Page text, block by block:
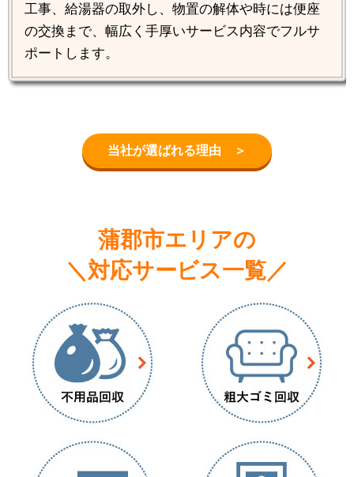
工事、給湯器の取外し、物置の解体や時には便座
の交換まで、幅広く手厚いサービス内容でフルサ
ポートします。
当社が選ばれる理由 ＞
蒲郡市エリアの
＼対応サービス一覧／